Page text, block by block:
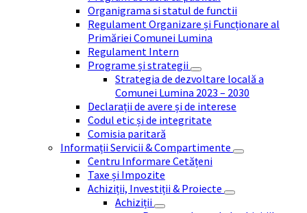
Organigrama si statul de functii
Regulament Organizare și Funcționare al
Primăriei Comunei Lumina
Regulament Intern
Programe și strategii
Strategia de dezvoltare locală a
Comunei Lumina 2023 – 2030
Declarații de avere și de interese
Codul etic și de integritate
Comisia paritară
Informații Servicii & Compartimente
Centru Informare Cetățeni
Taxe și Impozite
Achiziții, Investiții & Proiecte
Achiziții